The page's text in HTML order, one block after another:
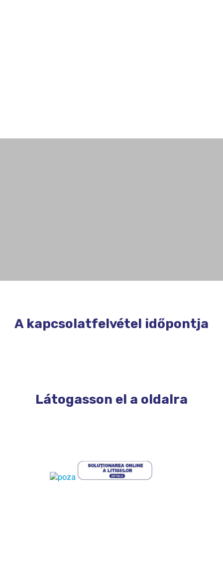
Látogasson el a oldalra
A kapcsolatfelvétel időpontja